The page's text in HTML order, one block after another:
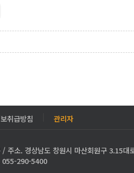
취급방침 관리자
주소. 경상남도 창원시 마산회원구 3.15대
290-5400